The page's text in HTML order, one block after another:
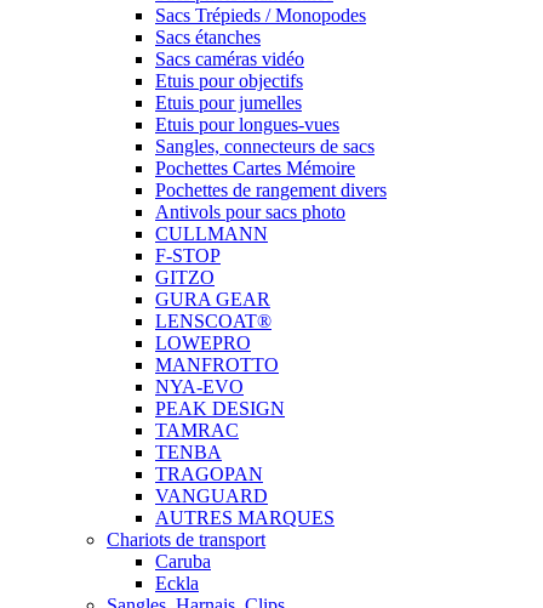
Sacs Trépieds / Monopodes
Sacs étanches
Sacs caméras vidéo
Etuis pour objectifs
Etuis pour jumelles
Etuis pour longues-vues
Sangles, connecteurs de sacs
Pochettes Cartes Mémoire
Pochettes de rangement divers
Antivols pour sacs photo
CULLMANN
F-STOP
GITZO
GURA GEAR
LENSCOAT®
LOWEPRO
MANFROTTO
NYA-EVO
PEAK DESIGN
TAMRAC
TENBA
TRAGOPAN
VANGUARD
AUTRES MARQUES
Chariots de transport
Caruba
Eckla